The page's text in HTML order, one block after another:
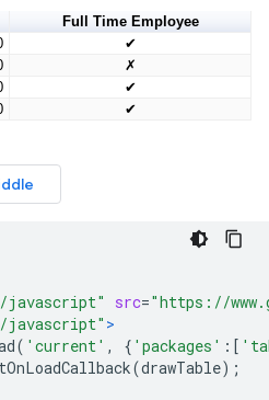
javascript" src="https://
javascript" >
( 'current' , { 'packages' :[
(drawTable);